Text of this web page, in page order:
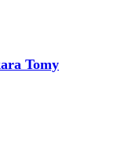
Tomy